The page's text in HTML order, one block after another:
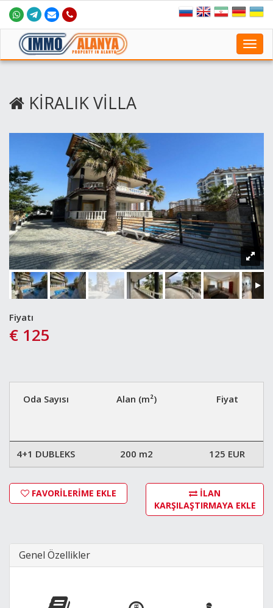
KİRALIK VİLLA
Fiyatı
€ 125
Oda Sayısı Alan (m²) Fiyat
4+1 DUBLEKS 200 m2 125 EUR
FAVORİLERİME EKLE
İLAN
KARŞILAŞTIRMAYA EKLE
Genel Özellikler